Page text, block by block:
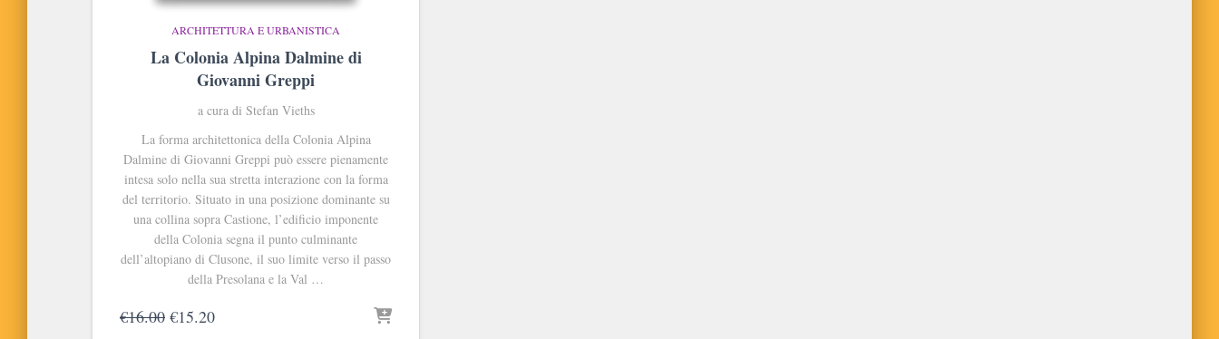
ARCHITETTURA E URBANISTICA
La Colonia Alpina Dalmine di
Giovanni Greppi
a cura di Stefan Vieths
La forma architettonica della Colonia Alpina
Dalmine di Giovanni Greppi può essere pienamente
intesa solo nella sua stretta interazione con la forma
del territorio. Situato in una posizione dominante su
una collina sopra Castione, l’edificio imponente
della Colonia segna il punto culminante
dell’altopiano di Clusone, il suo limite verso il passo
della Presolana e la Val …
€16.00 Il
€15.20Il